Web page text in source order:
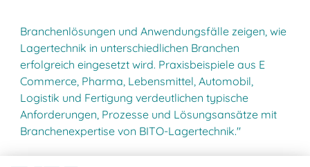
Branchenlösungen und Anwendungsfälle zeigen, wie
Lagertechnik in unterschiedlichen Branchen
erfolgreich eingesetzt wird. Praxisbeispiele aus E
Commerce, Pharma, Lebensmittel, Automobil,
Logistik und Fertigung verdeutlichen typische
Anforderungen, Prozesse und Lösungsansätze mit
Branchenexpertise von BITO-Lagertechnik."